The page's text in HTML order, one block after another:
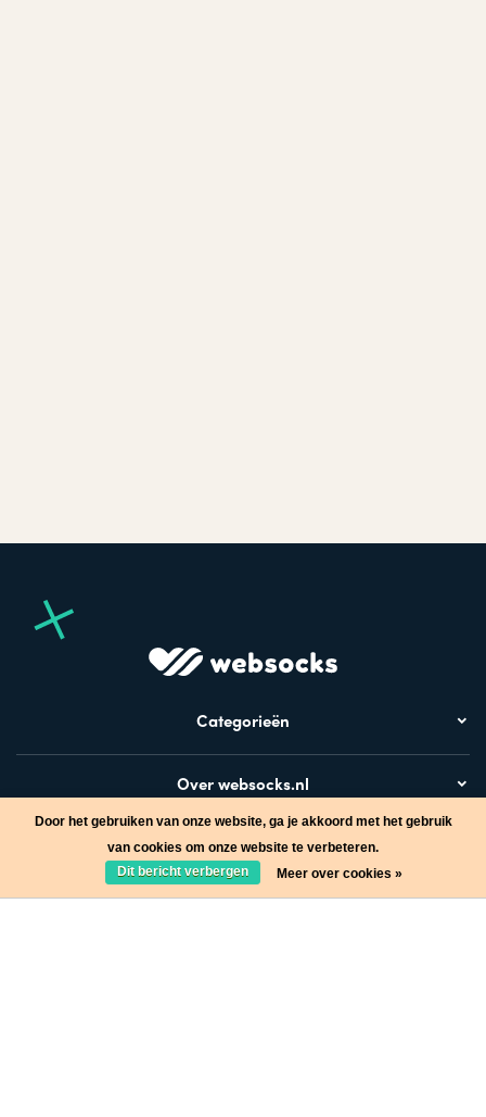
Categorieën
Over websocks.nl
Bezoek ook
Door het gebruiken van onze website, ga je akkoord met het gebruik
van cookies om onze website te verbeteren.
Dit bericht verbergen
Meer over cookies »